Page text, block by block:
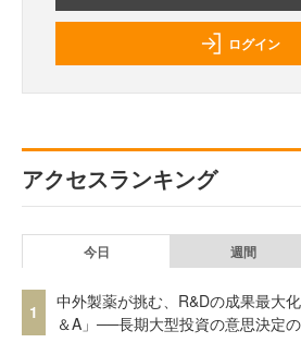
ログイン
アクセスランキング
今日 週間
1
中外製薬が挑む、R&Dの成果最大
＆A」──長期大型投資の意思決定